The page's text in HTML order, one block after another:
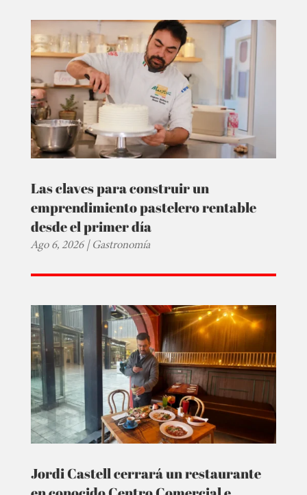
Las claves para construir un
emprendimiento pastelero rentable
desde el primer día
Ago 6, 2026|Gastronomía
Jordi Castell cerrará un restaurante